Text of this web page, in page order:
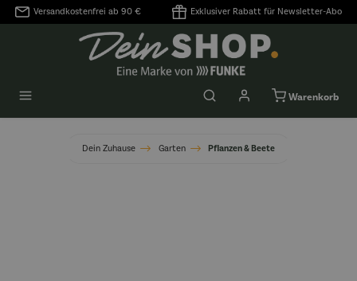
springen
Versandkostenfrei ab 90 € Exklusiver Rabatt für Newsletter-Abo
Warenkorb
Dein Zuhause Garten Pflanzen & Beete